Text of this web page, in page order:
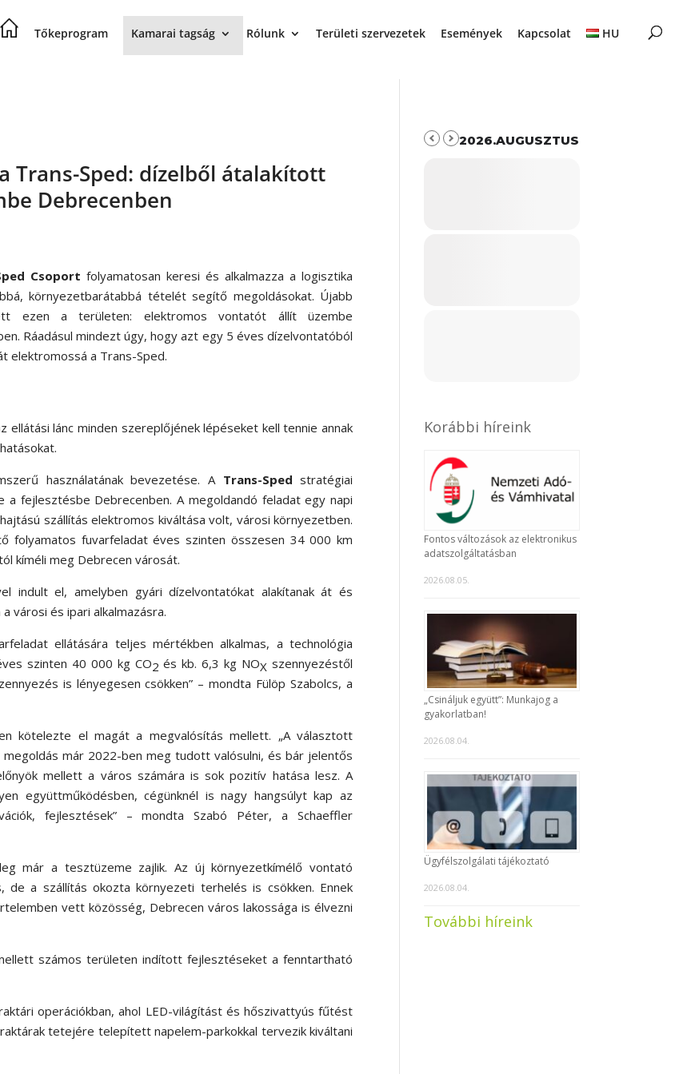
Tőkeprogram Kamarai tagság Rólunk Területi szervezetek Események Kapcsolat HU
Trans-Sped: dízelből átalakított
Debrecenben
Csoport folyamatosan keresi és alkalmazza a logisztika
környezetbarátabbá tételét segítő megoldásokat. Újabb
ezen a területen: elektromos vontatót állít üzembe
Ráadásul mindezt úgy, hogy azt egy 5 éves dízelvontatóból
elektromossá a Trans-Sped.
lánc minden szereplőjének lépéseket kell tennie annak
használatának bevezetése. A Trans-Sped stratégiai
fejlesztésbe Debrecenben. A megoldandó feladat egy napi
szállítás elektromos kiváltása volt, városi környezetben.
folyamatos fuvarfeladat éves szinten összesen 34 000 km
kíméli meg Debrecen városát.
indult el, amelyben gyári dízelvontatókat alakítanak át és
városi és ipari alkalmazásra.
ellátására teljes mértékben alkalmas, a technológia
szinten 40 000 kg CO2 és kb. 6,3 kg NOXszennyezéstől
is lényegesen csökken” – mondta Fülöp Szabolcs, a
kötelezte el magát a megvalósítás mellett. „A választott
már 2022-ben meg tudott valósulni, és bár jelentős
mellett a város számára is sok pozitív hatása lesz. A
együttműködésben, cégünknél is nagy hangsúlyt kap az
fejlesztések” – mondta Szabó Péter, a Schaeffler
már a tesztüzeme zajlik. Az új környezetkímélő vontató
de a szállítás okozta környezeti terhelés is csökken. Ennek
vett közösség, Debrecen város lakossága is élvezni
számos területen indított fejlesztéseket a fenntartható
operációkban, ahol LED-világítást és hőszivattyús fűtést
tetejére telepített napelem-parkokkal tervezik kiváltani
2026.AUGUSZTUS
Korábbi híreink
Fontos változások az elektronikus
adatszolgáltatásban
2026.08.05.
„Csináljuk együtt”: Munkajog a
gyakorlatban!
2026.08.04.
Ügyfélszolgálati tájékoztató
2026.08.04.
További híreink